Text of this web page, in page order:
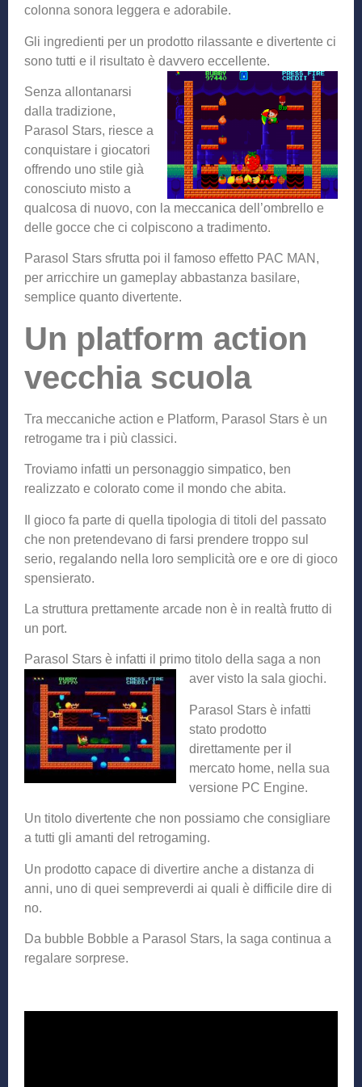
colonna sonora leggera e adorabile.
Gli ingredienti per un prodotto rilassante e divertente ci
sono tutti e il risultato è davvero eccellente.
Senza allontanarsi
dalla tradizione,
Parasol Stars, riesce a
conquistare i giocatori
offrendo uno stile già
conosciuto misto a
qualcosa di nuovo, con la meccanica dell’ombrello e
delle gocce che ci colpiscono a tradimento.
Parasol Stars sfrutta poi il famoso effetto PAC MAN,
per arricchire un gameplay abbastanza basilare,
semplice quanto divertente.
Un platform action
vecchia scuola
Tra meccaniche action e Platform, Parasol Stars è un
retrogame tra i più classici.
Troviamo infatti un personaggio simpatico, ben
realizzato e colorato come il mondo che abita.
Il gioco fa parte di quella tipologia di titoli del passato
che non pretendevano di farsi prendere troppo sul
serio, regalando nella loro semplicità ore e ore di gioco
spensierato.
La struttura prettamente arcade non è in realtà frutto di
un port.
Parasol Stars è infatti il primo titolo della saga a non
aver visto la sala giochi.
Parasol Stars è infatti
stato prodotto
direttamente per il
mercato home, nella sua
versione PC Engine.
Un titolo divertente che non possiamo che consigliare
a tutti gli amanti del retrogaming.
Un prodotto capace di divertire anche a distanza di
anni, uno di quei sempreverdi ai quali è difficile dire di
no.
Da bubble Bobble a Parasol Stars, la saga continua a
regalare sorprese.